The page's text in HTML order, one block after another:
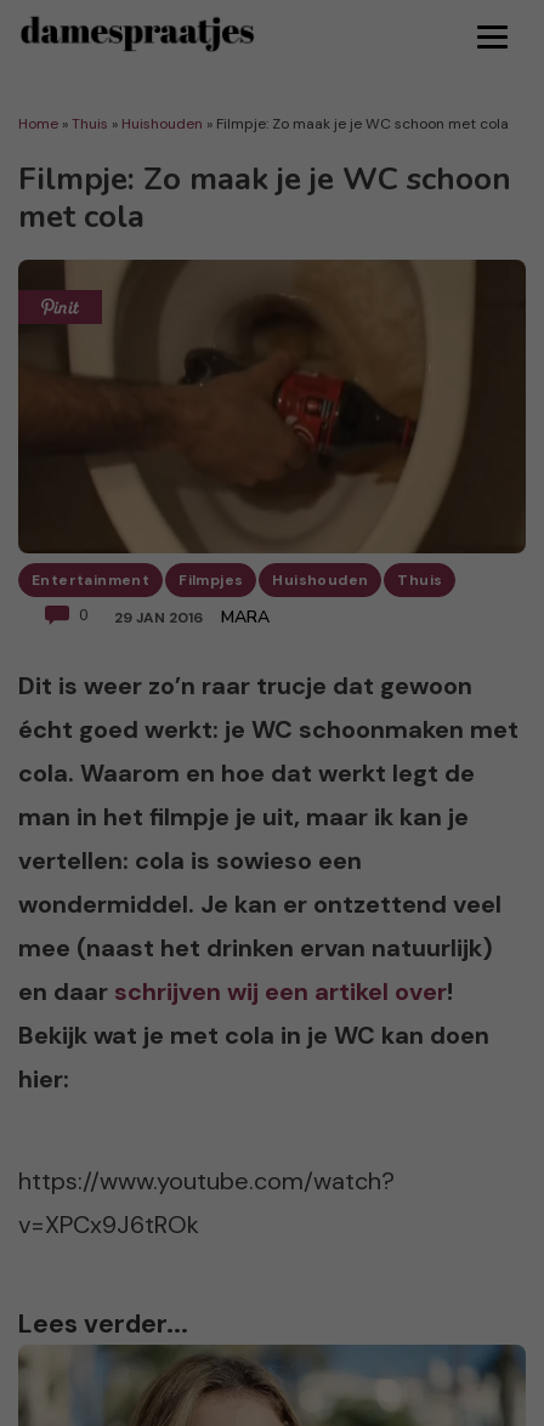
Home »Thuis » Huishouden » Filmpje: Zo maak je je WC schoon met cola
Filmpje: Zo maak je je WC schoon
met cola
Entertainment Filmpjes Huishouden
Thuis
0
29 JAN 2016 MARA
Dit is weer zo’n raar trucje dat gewoon
écht goed werkt: je WC schoonmaken met
cola. Waarom en hoe dat werkt legt de
man in het filmpje je uit, maar ik kan je
vertellen: cola is sowieso een
wondermiddel. Je kan er ontzettend veel
mee (naast het drinken ervan natuurlijk)
en daar schrijven wij een artikel over!
Bekijk wat je met cola in je WC kan doen
hier:
https://www.youtube.com/watch?
v=XPCx9J6tROk
Lees verder...